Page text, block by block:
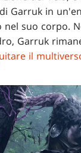
Garruk in
nel suo corpo.
Garruk
il